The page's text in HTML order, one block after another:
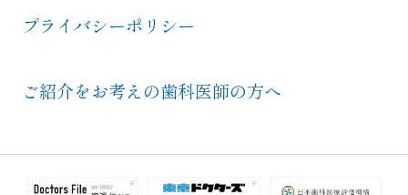
プライバシーポリシー
ご紹介をお考えの歯科医師の方へ